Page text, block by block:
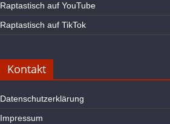
Raptastisch auf YouTube
Raptastisch auf TikTok
Kontakt
Datenschutzerklärung
Impressum